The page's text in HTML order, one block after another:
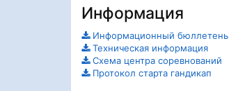
Информация
Информационный бюллетень
Техническая информация
Схема центра соревнований
Протокол старта гандикап